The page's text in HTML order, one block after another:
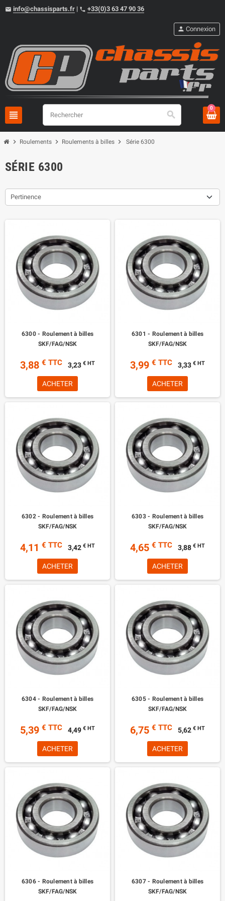
email info@chassisparts.fr | phone +33(0)3 63 47 90 36
view_headline search
person Connexion
0
chevron_right Roulements chevron_right Roulements à billes chevron_right Série 6300
SÉRIE 6300
Pertinence
6300 - Roulement à billes
SKF/FAG/NSK
3,88 € TTC 3,23 € HT
ACHETER
6301 - Roulement à billes
SKF/FAG/NSK
3,99 € TTC 3,33 € HT
ACHETER
6302 - Roulement à billes
SKF/FAG/NSK
4,11 € TTC 3,42 € HT
ACHETER
6303 - Roulement à billes
SKF/FAG/NSK
4,65 € TTC 3,88 € HT
ACHETER
6304 - Roulement à billes
SKF/FAG/NSK
5,39 € TTC 4,49 € HT
ACHETER
6305 - Roulement à billes
SKF/FAG/NSK
6,75 € TTC 5,62 € HT
ACHETER
6306 - Roulement à billes
SKF/FAG/NSK
6307 - Roulement à billes
SKF/FAG/NSK